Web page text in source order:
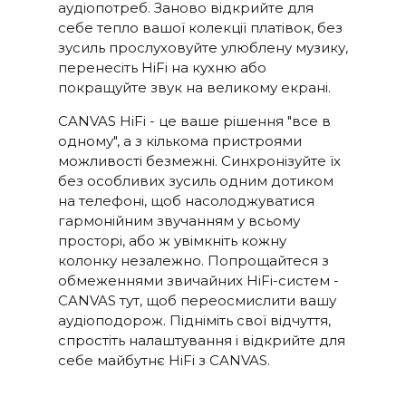
випромінюючої поверхні,
яка відповідає 12-
дюймовому
низькочастотному динаміку.
Таким чином, CANVAS HiFi є
відтворює гучніше і з
більшою кількістю басів, ніж
традиційні саундбари.
ЦАПи Burr-Brown 24 Bit / 192 kHz
ЧАСТОТН
А
ХАРАКТЕР
ИСТИКА
30 Гц - 20 000 Гц
СПІВВІДН
ОШЕННЯ
100 Гц >104 дБ
аудіопотреб. Заново відкрийте для
себе тепло вашої колекції платівок, без
зусиль прослуховуйте улюблену музику,
перенесіть HiFi на кухню або
покращуйте звук на великому екрані.
CANVAS HiFi - це ваше рішення "все в
одному", а з кількома пристроями
можливості безмежні. Синхронізуйте їх
без особливих зусиль одним дотиком
на телефоні, щоб насолоджуватися
гармонійним звучанням у всьому
просторі, або ж увімкніть кожну
колонку незалежно. Попрощайтеся з
обмеженнями звичайних HiFi-систем -
CANVAS тут, щоб переосмислити вашу
аудіоподорож. Підніміть свої відчуття,
спростіть налаштування і відкрийте для
себе майбутнє HiFi з CANVAS.